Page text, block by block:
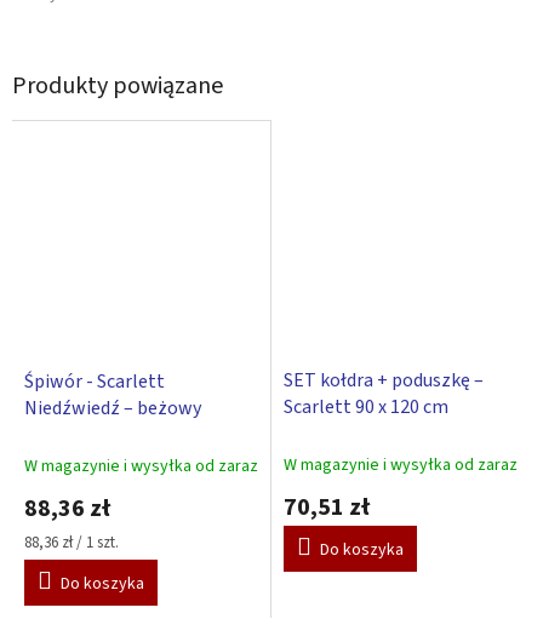
Produkty powiązane
Śpiwór - Scarlett
Niedźwiedź – beżowy
W magazynie i wysyłka od zaraz
88,36 zł
Cena
jednostkowa:
88,36 zł / 1 szt.
Do koszyka
SET kołdra + poduszkę –
Scarlett 90 x 120 cm
W magazynie i wysyłka od zaraz
70,51 zł
Do koszyka